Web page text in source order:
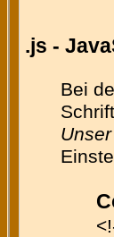
.js -
Bei